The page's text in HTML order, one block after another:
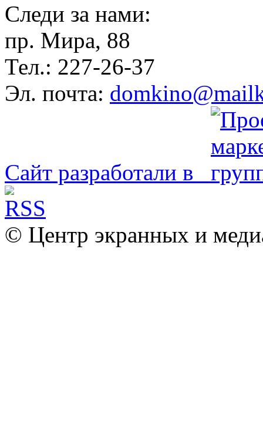
Следи за нами:
пр. Мира, 88
Тел.: 227-26-37
Эл. почта:
Сайт разработали в
© Центр экранных и